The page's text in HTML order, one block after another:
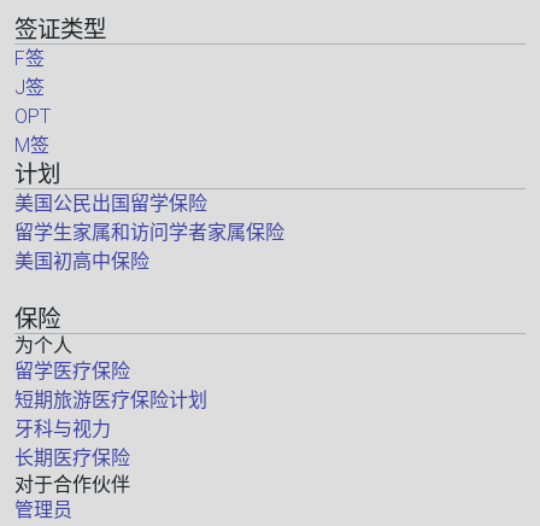
签证类型
F签
J签
OPT
M签
计划
美国公民出国留学保险
留学生家属和访问学者家属保险
美国初高中保险
保险
为个人
留学医疗保险
短期旅游医疗保险计划
牙科与视力
长期医疗保险
对于合作伙伴
管理员